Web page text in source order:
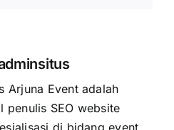
Arjuna Event adalah
penulis SEO website
di bidang event